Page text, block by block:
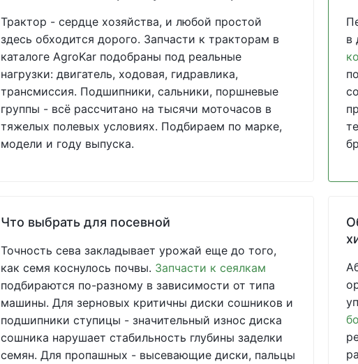
Трактор - сердце хозяйства, и любой простой
здесь обходится дорого. Запчасти к тракторам в
каталоге AgroKar подобраны под реальные
нагрузки: двигатель, ходовая, гидравлика,
трансмиссия. Подшипники, сальники, поршневые
группы - всё рассчитано на тысячи моточасов в
тяжелых полевых условиях. Подбираем по марке,
модели и году выпуска.
в
Что выбрать для посевной
Точность сева закладывает урожай еще до того,
как семя коснулось почвы. Запчасти к сеялкам
подбираются по-разному в зависимости от типа
машины. Для зерновых критичны диски сошников и
подшипники ступицы - значительный износ диска
сошника нарушает стабильность глубины заделки
семян. Для пропашных - высевающие диски, пальцы